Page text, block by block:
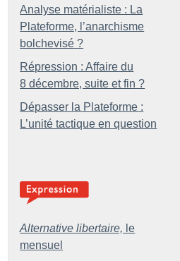
Analyse matérialiste : La
Plateforme, l’anarchisme
bolchevisé ?
Répression : Affaire du
8 décembre, suite et fin ?
Dépasser la Plateforme :
L’unité tactique en question
Alternative libertaire, le
mensuel